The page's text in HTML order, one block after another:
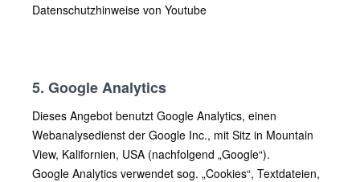
Datenschutzhinweise von Youtube
5. Google Analytics
Dieses Angebot benutzt Google Analytics, einen
Webanalysedienst der Google Inc., mit Sitz in Mountain
View, Kalifornien, USA (nachfolgend „Google“).
Google Analytics verwendet sog. „Cookies“, Textdateien,